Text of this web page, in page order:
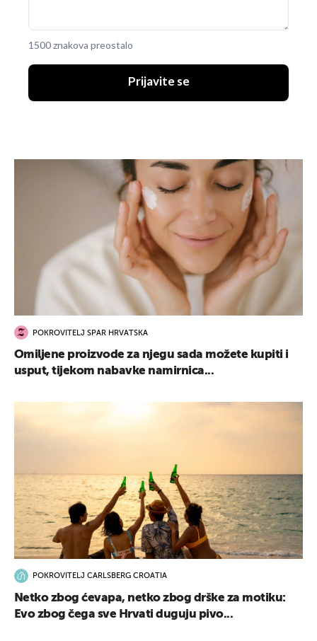
1500 znakova preostalo
Prijavite se
POKROVITELJ SPAR HRVATSKA
Omiljene proizvode za njegu sada možete kupiti i
usput, tijekom nabavke namirnica...
POKROVITELJ CARLSBERG CROATIA
Netko zbog ćevapa, netko zbog drške za motiku:
Evo zbog čega sve Hrvati duguju pivo...